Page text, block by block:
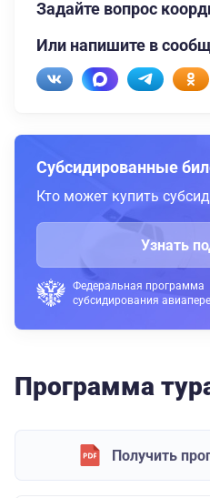
Задайте вопрос
Или напишите в
Субсидированные
Кто может купить
Узнать
Федеральная программа
субсидирования
Программа
Получить